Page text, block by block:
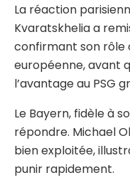
La réaction
Kvaratskhelia a
confirmant son
européenne, avant
l’avantage au PSG
Le Bayern, fidèle à
répondre. Michael
bien exploitée,
punir rapidement.